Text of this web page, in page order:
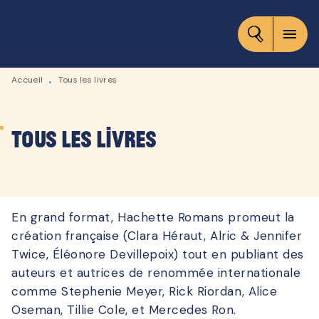
CONTENU
menu
Accueil • Tous les livres
Tous les livres
En grand format, Hachette Romans promeut la
création française (Clara Héraut, Alric & Jennifer
Twice, Éléonore Devillepoix) tout en publiant des
auteurs et autrices de renommée internationale
comme Stephenie Meyer, Rick Riordan, Alice
Oseman, Tillie Cole, et Mercedes Ron.